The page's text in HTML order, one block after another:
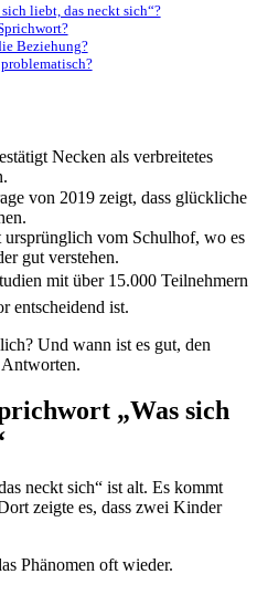
sich liebt, das neckt sich“?
Beziehung?
Necken als verbreitetes
von 2019 zeigt, dass glückliche
vom Schulhof, wo es
gut verstehen.
mit über 15.000 Teilnehmern
entscheidend ist.
Und wann ist es gut, den
„Was sich
neckt sich“ ist alt. Es kommt
zeigte es, dass zwei Kinder
Phänomen oft wieder.